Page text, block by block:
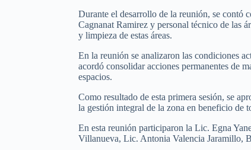
Durante el desarrollo de la reunión, se contó
Cagnanat Ramirez y personal técnico de las
y limpieza de estas áreas.
En la reunión se analizaron las condiciones
acordó consolidar acciones permanentes de
espacios.
Como resultado de esta primera sesión, se
la gestión integral de la zona en beneficio de
En esta reunión participaron la Lic. Egna
Villanueva, Lic. Antonia Valencia Jaramillo,